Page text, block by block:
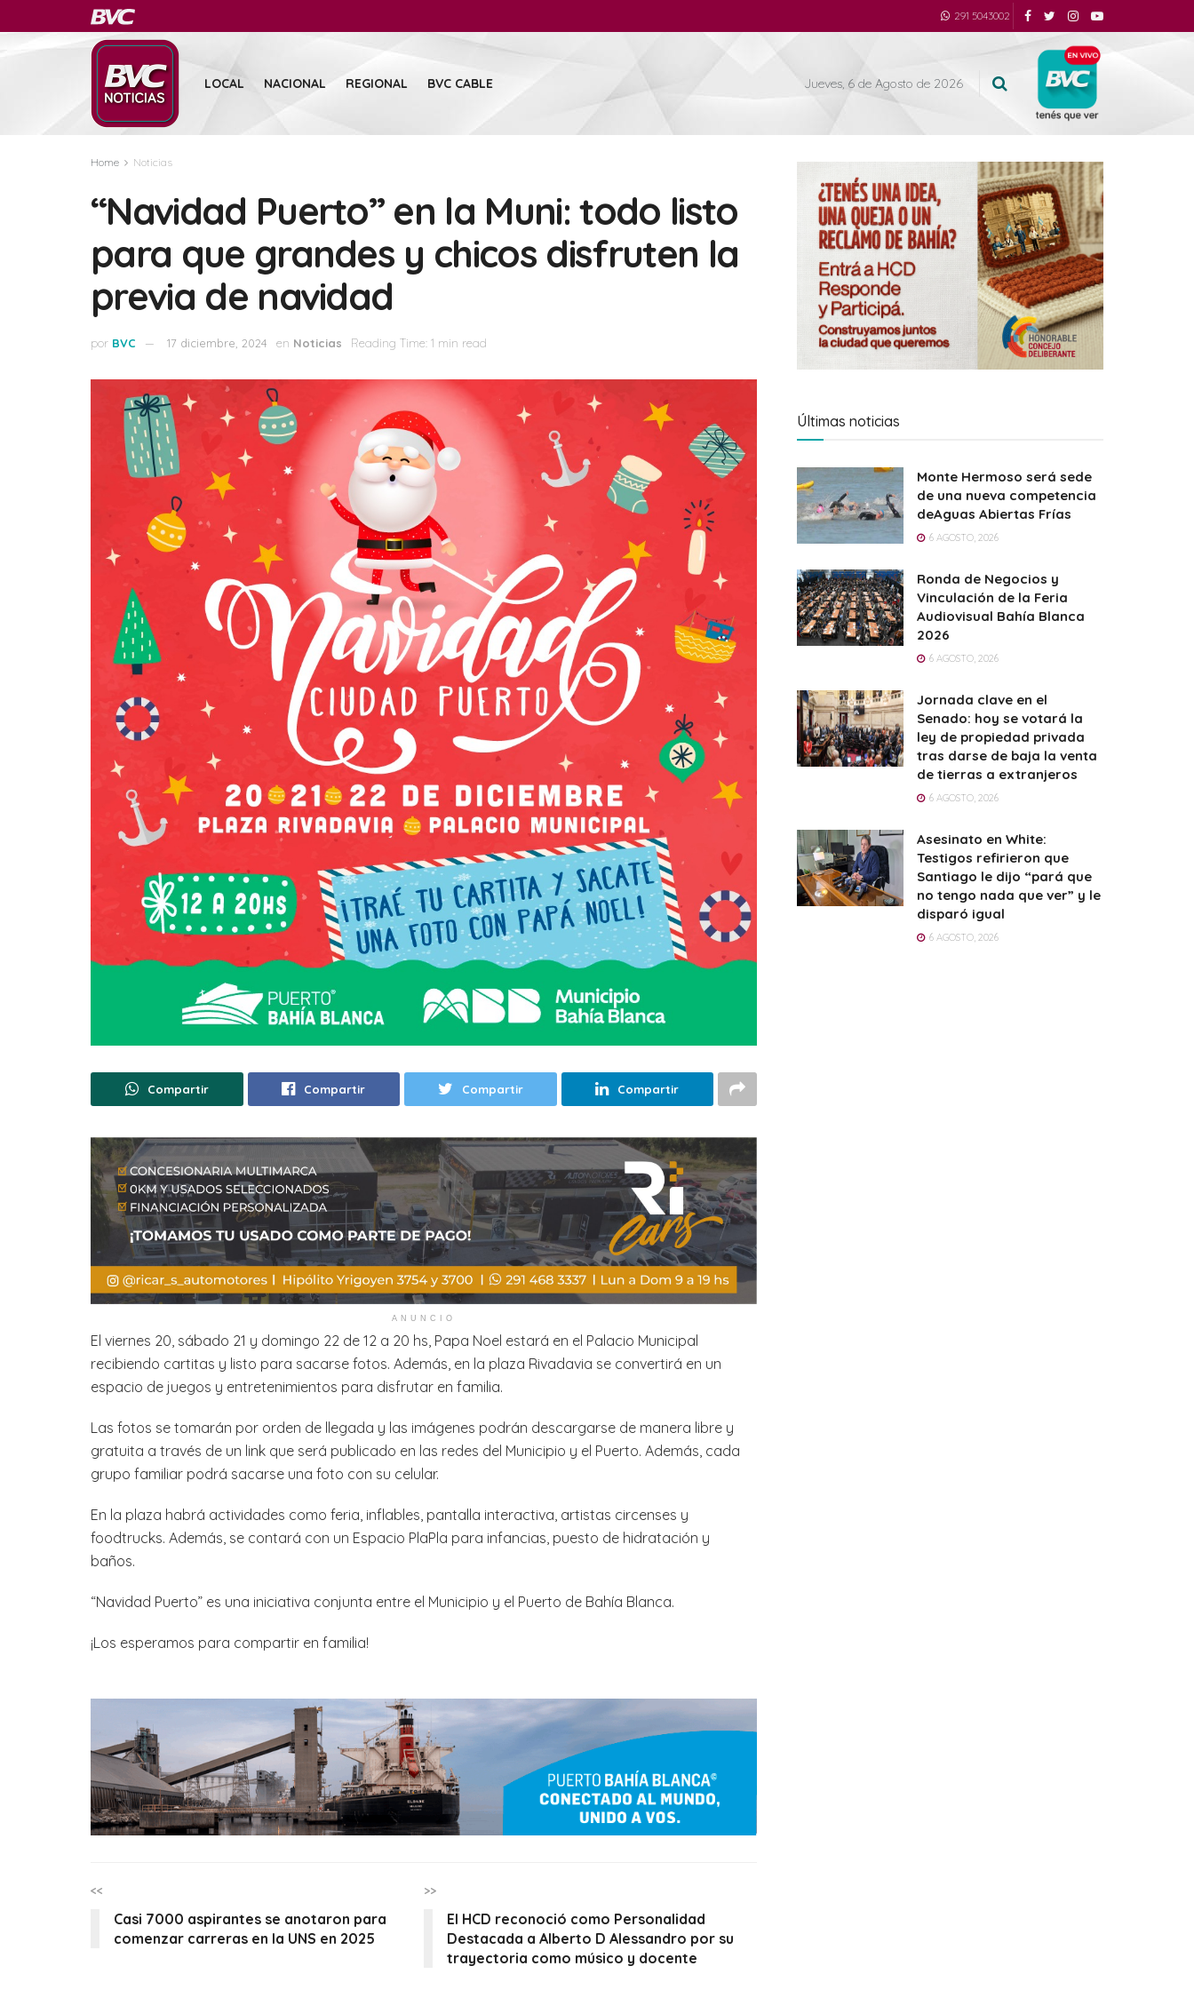
291 5043002
LOCAL NACIONAL REGIONAL BVC CABLE Jueves, 6 de Agosto de 2026
Home Noticias
“Navidad Puerto” en la Muni: todo listo
para que grandes y chicos disfruten la
previa de navidad
por BVC 17 diciembre, 2024 en Noticias Reading Time: 1 min read
Compartir Compartir Compartir Compartir
ANUNCIO
El viernes 20, sábado 21 y domingo 22 de 12 a 20 hs, Papa Noel estará en el Palacio Municipal
recibiendo cartitas y listo para sacarse fotos. Además, en la plaza Rivadavia se convertirá en un
espacio de juegos y entretenimientos para disfrutar en familia.
Las fotos se tomarán por orden de llegada y las imágenes podrán descargarse de manera libre y
gratuita a través de un link que será publicado en las redes del Municipio y el Puerto. Además, cada
grupo familiar podrá sacarse una foto con su celular.
En la plaza habrá actividades como feria, inflables, pantalla interactiva, artistas circenses y
foodtrucks. Además, se contará con un Espacio PlaPla para infancias, puesto de hidratación y
baños.
“Navidad Puerto” es una iniciativa conjunta entre el Municipio y el Puerto de Bahía Blanca.
¡Los esperamos para compartir en familia!
<<
Casi 7000 aspirantes se anotaron para
comenzar carreras en la UNS en 2025
>>
El HCD reconoció como Personalidad
Destacada a Alberto D Alessandro por su
trayectoria como músico y docente
Últimas noticias
Monte Hermoso será sede
de una nueva competencia
deAguas Abiertas Frías
6 AGOSTO, 2026
Ronda de Negocios y
Vinculación de la Feria
Audiovisual Bahía Blanca
2026
6 AGOSTO, 2026
Jornada clave en el
Senado: hoy se votará la
ley de propiedad privada
tras darse de baja la venta
de tierras a extranjeros
6 AGOSTO, 2026
Asesinato en White:
Testigos refirieron que
Santiago le dijo “pará que
no tengo nada que ver” y le
disparó igual
6 AGOSTO, 2026